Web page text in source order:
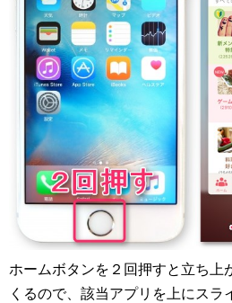
ホームボタンを２回押すと立ち上
くるので、該当アプリを上にスラ